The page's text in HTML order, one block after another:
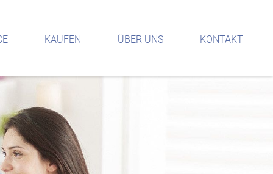
KAUFEN ÜBER UNS KONTAKT